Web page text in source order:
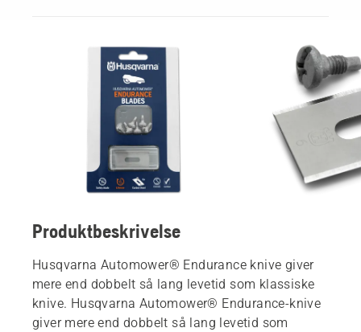
Produktbeskrivelse
Husqvarna Automower® Endurance knive giver
mere end dobbelt så lang levetid som klassiske
knive. Husqvarna Automower® Endurance-knive
giver mere end dobbelt så lang levetid som